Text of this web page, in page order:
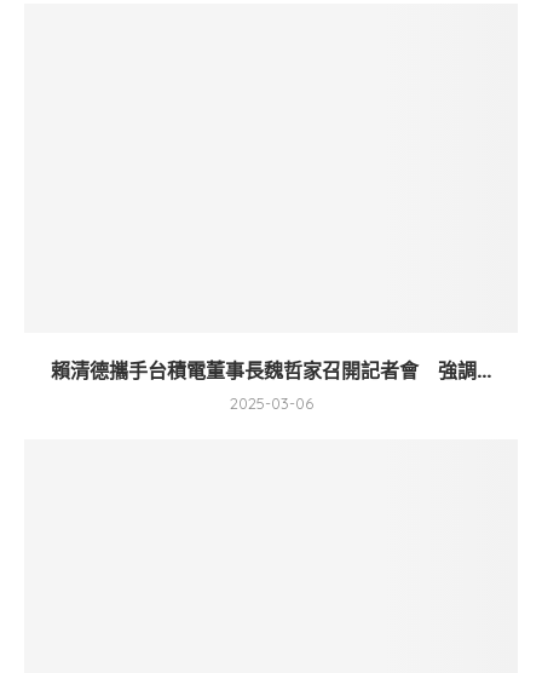
賴清德攜手台積電董事長魏哲家召開記者會 強調...
2025-03-06